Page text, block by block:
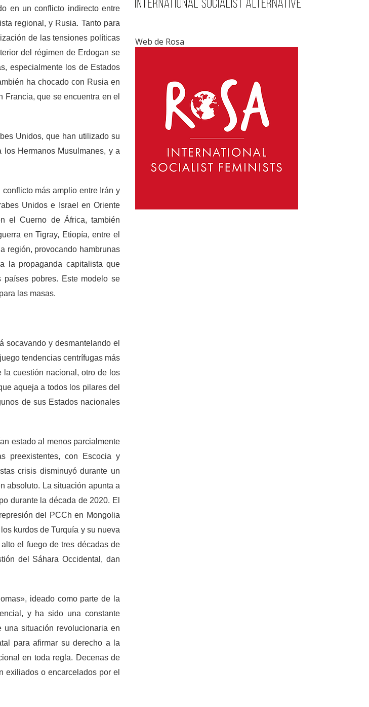
en un conflicto indirecto entre
regional, y Rusia. Tanto para
de las tensiones políticas
del régimen de Erdogan se
especialmente los de Estados
ha chocado con Rusia en
que se encuentra en el
Unidos, que han utilizado su
Hermanos Musulmanes, y a
más amplio entre Irán y
Unidos e Israel en Oriente
el Cuerno de África, también
en Tigray, Etiopía, entre el
región, provocando hambrunas
la propaganda capitalista que
países pobres. Este modelo se
las masas.
socavando y desmantelando el
tendencias centrífugas más
la cuestión nacional, otro de los
aqueja a todos los pilares del
de sus Estados nacionales
estado al menos parcialmente
preexistentes, con Escocia y
crisis disminuyó durante un
absoluto. La situación apunta a
durante la década de 2020. El
del PCCh en Mongolia
kurdos de Turquía y su nueva
el fuego de tres décadas de
del Sáhara Occidental, dan
ideado como parte de la
y ha sido una constante
situación revolucionaria en
para afirmar su derecho a la
en toda regla. Decenas de
exiliados o encarcelados por el
Web de Rosa